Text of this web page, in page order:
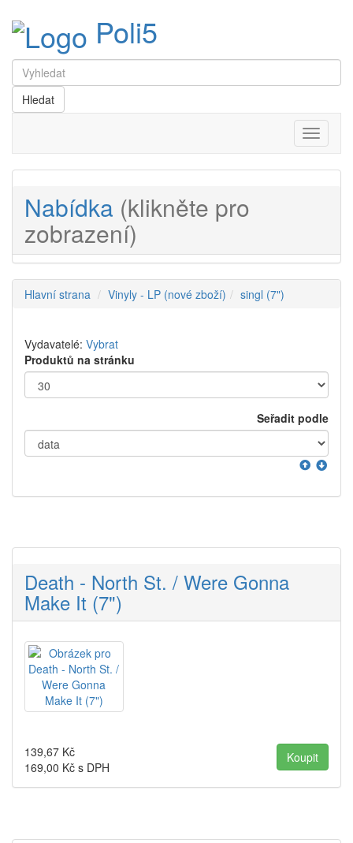
Poli5
Menu
Nabídka (klikněte pro
zobrazení)
Hlavní strana Vinyly - LP (nové zboží) singl (7")
Vydavatelé: Vybrat
Produktů na stránku
Seřadit podle
Death - North St. / Were Gonna
Make It (7")
139,67 Kč
169,00 Kč s DPH